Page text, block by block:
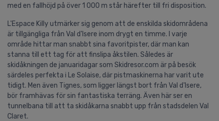
med en fallhöjd på över 1 000 m står härefter till fri disposition.
L'Espace Killy utmärker sig genom att de enskilda skidområdena
är tillgängliga från Val d'Isere inom drygt en timme. I varje
område hittar man snabbt sina favoritpister, där man kan
stanna till ett tag för att finslipa åkstilen. Således är
skidåkningen de januaridagar som Skidresor.com är på besök
särdeles perfekta i Le Solaise, där pistmaskinerna har varit ute
tidigt. Men även Tignes, som ligger längst bort från Val d'Isere,
bör framhävas för sin fantastiska terräng. Även här ser en
tunnelbana till att ta skidåkarna snabbt upp från stadsdelen Val
Claret.